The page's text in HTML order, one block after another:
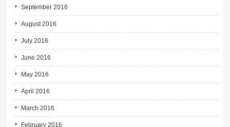
September 2016
August 2016
July 2016
June 2016
May 2016
April 2016
March 2016
February 2016